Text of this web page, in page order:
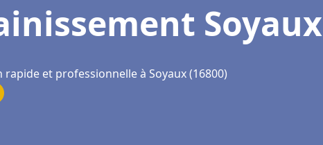
Soyaux
et professionnelle à Soyaux (16800)